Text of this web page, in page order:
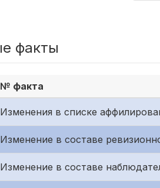
факты
№ факта
Изменения в списке
Изменение в составе
Изменение в составе